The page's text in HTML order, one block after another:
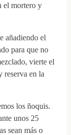
el mortero y
añadiendo el
para que no
vierte el
reserva en la
los ñoquis.
unos 25
sean más o